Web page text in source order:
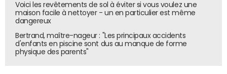
Voici les revêtements de sol à éviter si vous voulez une
maison facile à nettoyer - un en particulier est même
dangereux
Bertrand, maître-nageur : "Les principaux accidents
d'enfants en piscine sont dus au manque de forme
physique des parents"